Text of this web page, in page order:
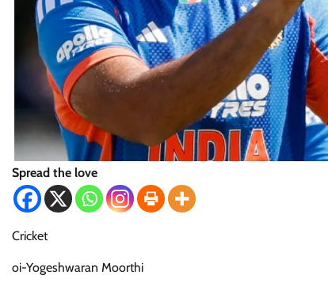
Spread the love
Cricket
oi-Yogeshwaran Moorthi